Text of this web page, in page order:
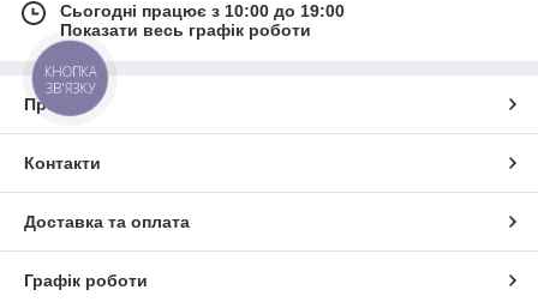
Сьогодні працює з 10:00 до 19:00
Показати весь графік роботи
Про нас
Контакти
Доставка та оплата
Графік роботи
КНОПКА
ЗВ'ЯЗКУ